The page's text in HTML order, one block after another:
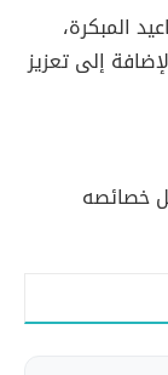
المبكرة،
إلى تعزيز
خصائصه